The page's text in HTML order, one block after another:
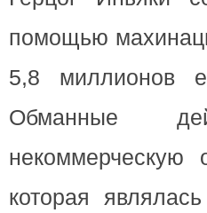
помощью
5,8 миллионов
Обманные
некоммерческую
которая